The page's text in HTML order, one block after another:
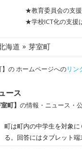
★教育委員会の支援
★学校ICT化の支援
海道 » 芽室町
】の ホームページへのリン
ース
室町】 の情報・ニュース・
町は町内の中学生を対象
る。回答にはタブレット